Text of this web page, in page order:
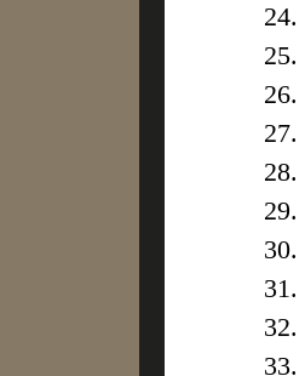
24.
25.
26.
27.
28.
29.
30.
31.
32.
33.